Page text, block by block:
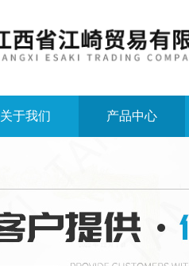
关于我们 产品中心